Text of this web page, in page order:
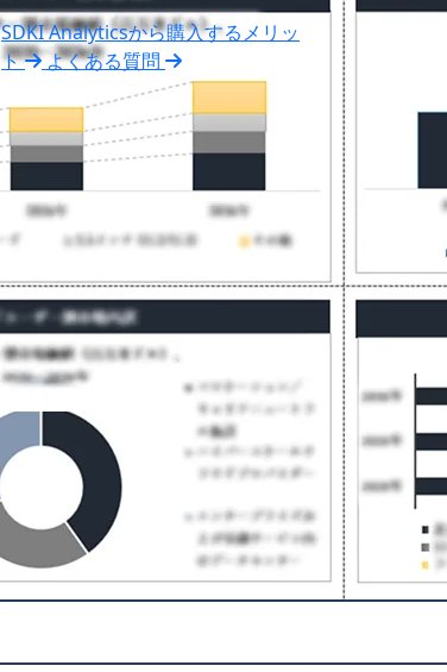
SDKI Analyticsから購入するメリッ
ト
よくある質問